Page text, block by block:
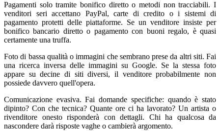
Pagamenti solo tramite bonifico diretto o metodi non tracciabili. I
venditori seri accettano PayPal, carte di credito o i sistemi di
pagamento protetti delle piattaforme. Se un venditore insiste per
bonifico bancario diretto o pagamento con buoni regalo, è quasi
certamente una truffa.
Foto di bassa qualità o immagini che sembrano prese da altri siti. Fai
una ricerca inversa delle immagini su Google. Se la stessa foto
appare su decine di siti diversi, il venditore probabilmente non
possiede davvero quell'opera.
Comunicazione evasiva. Fai domande specifiche: quando è stato
dipinto? Con che tecnica? Quante ore ci ha lavorato? Un artista o
rivenditore onesto risponderà con dettagli. Chi ha qualcosa da
nascondere darà risposte vaghe o cambierà argomento.